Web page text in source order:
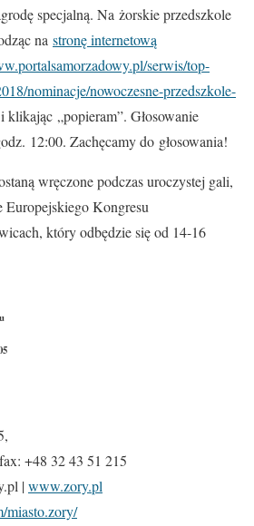
specjalną. Na żorskie przedszkole
na stronę internetową
serwis/top-
nominacje/nowoczesne-przedszkole-
klikając „popieram”. Głosowanie
12:00. Zachęcamy do głosowania!
wręczone podczas uroczystej gali,
Kongresu
który odbędzie się od 14-16
+48 32 43 51 215
|www.zory.pl
miasto.zory/